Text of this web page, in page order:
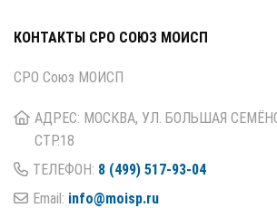
КОНТАКТЫ СРО СОЮЗ МОИСП
СРО Союз МОИСП
АДРЕС: МОСКВА, УЛ. БОЛЬШАЯ
СТР.18
ТЕЛЕФОН: 8 (499) 517-93-04
Email: info@moisp.ru